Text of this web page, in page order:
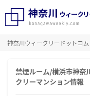
神奈川ウィークリードットコム
禁煙ルーム/横浜市神奈
クリーマンション情報